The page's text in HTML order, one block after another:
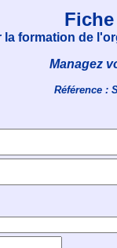
la formation de
Managez
Référence :